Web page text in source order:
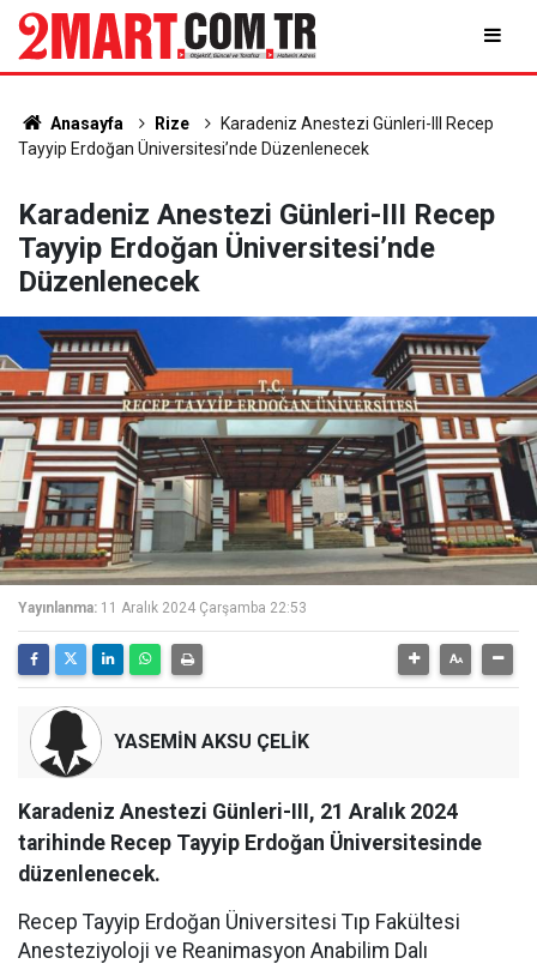
Anasayfa Rize
Karadeniz Anestezi Günleri-III Recep
Tayyip Erdoğan Üniversitesi’nde Düzenlenecek
Karadeniz Anestezi Günleri-III Recep
Tayyip Erdoğan Üniversitesi’nde
Düzenlenecek
Yayınlanma: 11 Aralık 2024 Çarşamba 22:53
YASEMİN AKSU ÇELİK
Karadeniz Anestezi Günleri-III, 21 Aralık 2024
tarihinde Recep Tayyip Erdoğan Üniversitesinde
düzenlenecek.
Recep Tayyip Erdoğan Üniversitesi Tıp Fakültesi
Anesteziyoloji ve Reanimasyon Anabilim Dalı